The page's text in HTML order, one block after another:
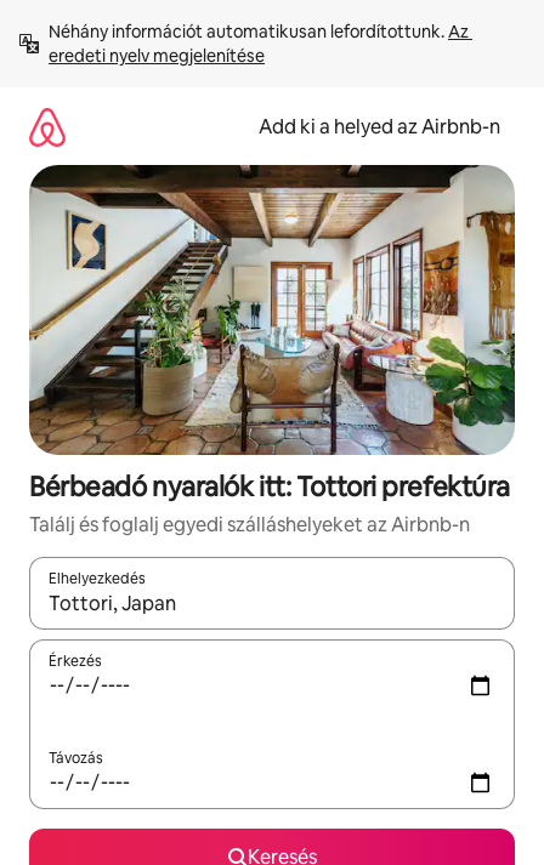
tartalomra
Néhány információt automatikusan lefordítottunk. Az
eredeti nyelv megjelenítése
Add ki a helyed az Airbnb-n
Bérbeadó nyaralók itt: Tottori prefektúra
Találj és foglalj egyedi szálláshelyeket az Airbnb-n
Elhelyezkedés
Az eredmények között a felfelé és a lefelé nyíllal
Érkezés
Távozás
Keresés